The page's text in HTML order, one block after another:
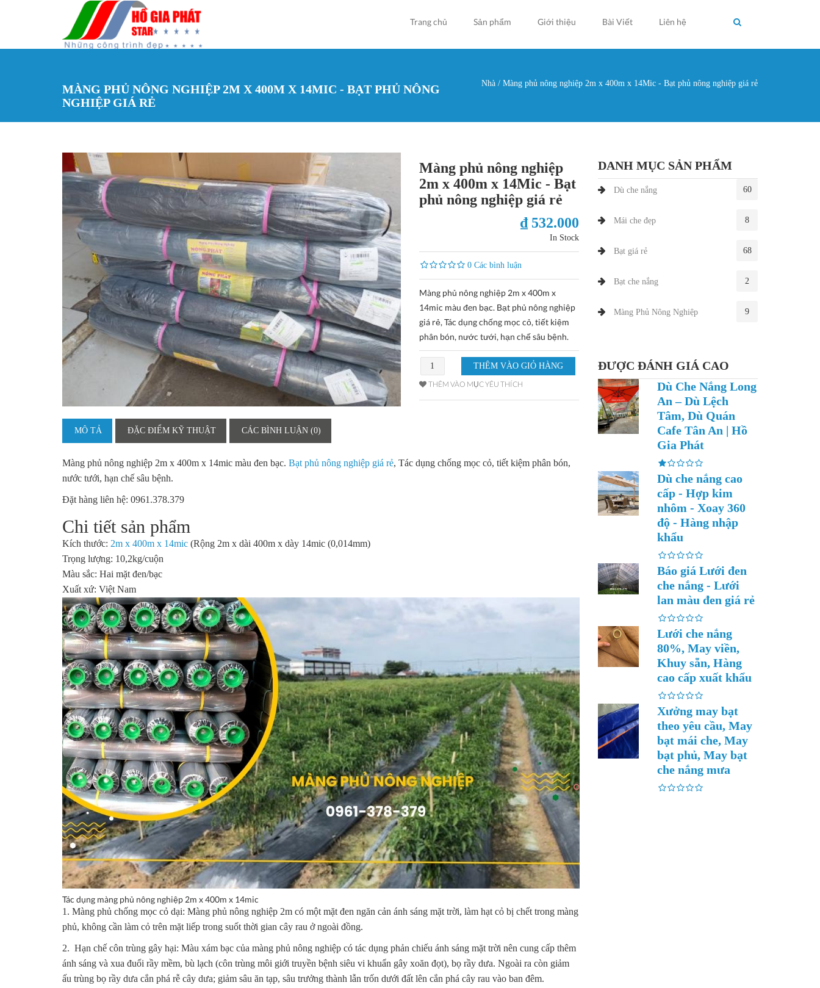
Trang chủ Sản phẩm Giới thiệu Bài Viết Liên hệ
MÀNG PHỦ NÔNG NGHIỆP 2M X 400M X 14MIC - BẠT PHỦ NÔNG
NGHIỆP GIÁ RẺ
Nhà / Màng phủ nông nghiệp 2m x 400m x 14Mic - Bạt phủ nông nghiệp giá rẻ
Màng phủ nông nghiệp
2m x 400m x 14Mic - Bạt
phủ nông nghiệp giá rẻ
₫ 532.000
In Stock
0 Các bình luận
Màng phủ nông nghiệp 2m x 400m x
14mic màu đen bạc. Bạt phủ nông nghiệp
giá rẻ, Tác dụng chống mọc cỏ, tiết kiệm
phân bón, nước tưới, hạn chế sâu bệnh.
THÊM VÀO MỤC YÊU THÍCH
MÔ TẢ ĐẶC ĐIỂM KỸ THUẬT CÁC BÌNH LUẬN (0)
Màng phủ nông nghiệp 2m x 400m x 14mic màu đen bạc. Bạt phủ nông nghiệp giá rẻ, Tác dụng chống mọc cỏ, tiết kiệm phân bón,
nước tưới, hạn chế sâu bệnh.
Đặt hàng liên hệ: 0961.378.379
Chi tiết sản phẩm
Kích thước: 2m x 400m x 14mic (Rộng 2m x dài 400m x dày 14mic (0,014mm)
Trọng lượng: 10,2kg/cuộn
Màu sắc: Hai mặt đen/bạc
Xuất xứ: Việt Nam
Tác dụng màng phủ nông nghiệp 2m x 400m x 14mic
1. Màng phủ chống mọc cỏ dại: Màng phủ nông nghiệp 2m có một mặt đen ngăn cản ánh sáng mặt trời, làm hạt cỏ bị chết trong màng
phủ, không cần làm cỏ trên mặt liếp trong suốt thời gian cây rau ở ngoài đồng.
2. Hạn chế côn trùng gây hại: Màu xám bạc của màng phủ nông nghiệp có tác dụng phản chiếu ánh sáng mặt trời nên cung cấp thêm
ánh sáng và xua đuổi rầy mềm, bù lạch (côn trùng môi giới truyền bệnh siêu vi khuẩn gây xoăn đọt), bọ rầy dưa. Ngoài ra còn giảm
ấu trùng bọ rầy dưa cắn phá rễ cây dưa; giảm sâu ăn tạp, sâu trưởng thành lẫn trốn dưới đất lên cắn phá cây rau vào ban đêm.
DANH MỤC SẢN PHẨM
Dù che nắng 60
Mái che đẹp 8
Bạt giá rẻ 68
Bạt che nắng 2
Màng Phủ Nông Nghiệp 9
ĐƯỢC ĐÁNH GIÁ CAO
Dù Che Nắng Long
An – Dù Lệch
Tâm, Dù Quán
Cafe Tân An | Hồ
Gia Phát
Dù che nắng cao
cấp - Hợp kim
nhôm - Xoay 360
độ - Hàng nhập
khẩu
Báo giá Lưới đen
che nắng - Lưới
lan màu đen giá rẻ
Lưới che nắng
80%, May viền,
Khuy sẵn, Hàng
cao cấp xuất khẩu
Xưởng may bạt
theo yêu cầu, May
bạt mái che, May
bạt phủ, May bạt
che nắng mưa